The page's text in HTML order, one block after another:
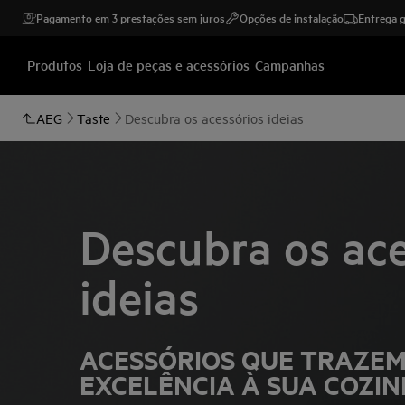
Pagamento em 3 prestações sem juros Opções de instalação Entrega
Produtos Loja de peças e acessórios Campanhas
AEG Taste Descubra os acessórios ideias
Descubra os
ideias
ACESSÓRIOS QUE
EXCELÊNCIA À SUA